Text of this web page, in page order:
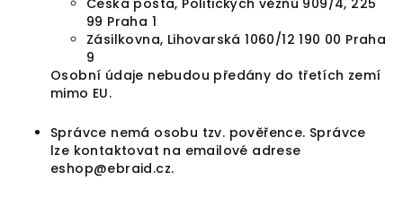
Česká pošta, Politických vězňů 909/4, 225
99 Praha 1
Zásilkovna, Lihovarská 1060/12 190 00 Praha
9
Osobní údaje nebudou předány do třetích zemí
mimo EU.
Správce nemá osobu tzv. pověřence. Správce
lze kontaktovat na emailové adrese
eshop@ebraid.cz.